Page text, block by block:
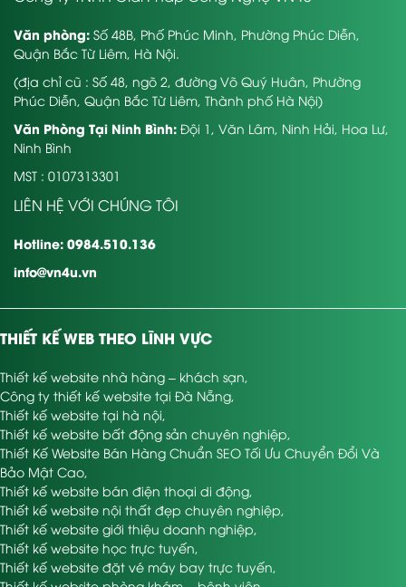
Văn phòng: Số 48B, Phố Phúc Minh, Phường Phúc Diễn,
Quận Bắc Từ Liêm, Hà Nội.
(địa chỉ cũ : Số 48, ngõ 2, đường Võ Quý Huân, Phường
Phúc Diễn, Quận Bắc Từ Liêm, Thành phố Hà Nội)
Văn Phòng Tại Ninh Bình: Đội 1, Văn Lâm, Ninh Hải, Hoa Lư,
Ninh Bình
MST : 0107313301
LIÊN HỆ VỚI CHÚNG TÔI
Hotline: 0984.510.136
info@vn4u.vn
THIẾT KẾ WEB THEO LĨNH VỰC
Thiết kế website nhà hàng – khách sạn,
Công ty thiết kế website tại Đà Nẵng,
Thiết kế website tại hà nội,
Thiết kế website bất động sản chuyên nghiệp,
Thiết Kế Website Bán Hàng Chuẩn SEO Tối Ưu Chuyển Đổi Và
Bảo Mật Cao,
Thiết kế website bán điện thoại di động,
Thiết kế website nội thất đẹp chuyên nghiệp,
Thiết kế website giới thiệu doanh nghiệp,
Thiết kế website học trực tuyến,
Thiết kế website đặt vé máy bay trực tuyến,